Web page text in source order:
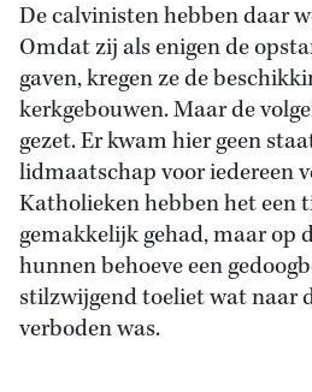
De calvinisten hebben daar
Omdat zij als enigen de
gaven, kregen ze de
kerkgebouwen. Maar de
gezet. Er kwam hier geen
lidmaatschap voor iedereen
Katholieken hebben het een
gemakkelijk gehad, maar op
hunnen behoeve een
stilzwijgend toeliet wat naar
verboden was.